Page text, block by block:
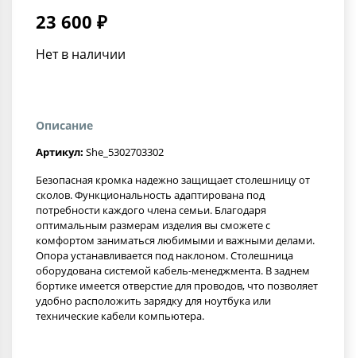
23 600 ₽
Нет в наличии
Описание
Артикул: She_5302703302
Безопасная кромка надежно защищает столешницу от
сколов. Функциональность адаптирована под
потребности каждого члена семьи. Благодаря
оптимальным размерам изделия вы сможете с
комфортом заниматься любимыми и важными делами.
Опора устанавливается под наклоном. Столешница
оборудована системой кабель-менеджмента. В заднем
бортике имеется отверстие для проводов, что позволяет
удобно расположить зарядку для ноутбука или
технические кабели компьютера.